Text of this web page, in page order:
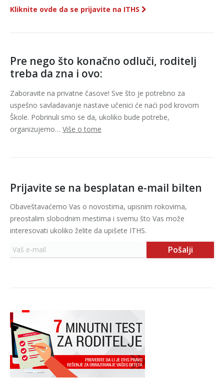
Kliknite ovde da se prijavite na ITHS
Pre nego što konačno odluči, roditelj
treba da zna i ovo:
Zaboravite na privatne časove! Sve što je potrebno za
uspešno savladavanje nastave učenici će naći pod krovom
Škole. Pobrinuli smo se da, ukoliko bude potrebe,
organizujemo… Više o tome
Prijavite se na besplatan e-mail bilten
Obaveštavaćemo Vas o novostima, upisnim rokovima,
preostalim slobodnim mestima i svemu što Vas može
interesovati ukoliko želite da upišete ITHS.